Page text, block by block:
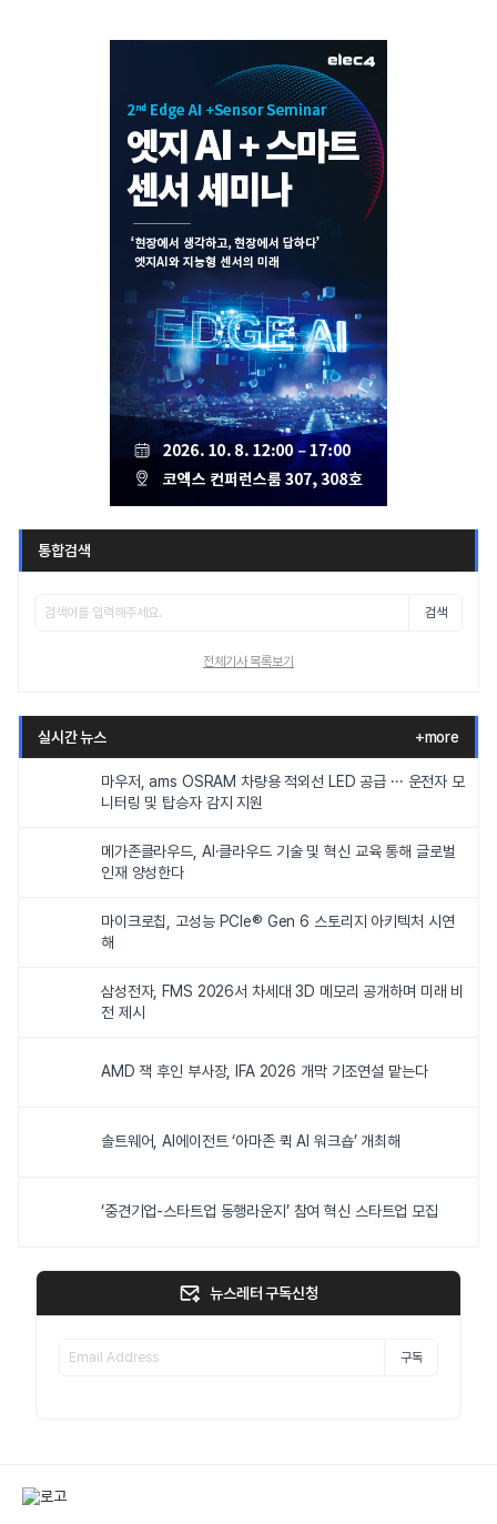
통합검색
검색
전체기사 목록보기
실시간 뉴스 +more
마우저, ams OSRAM 차량용 적외선 LED 공급 ··· 운전자 모
니터링 및 탑승자 감지 지원
메가존클라우드, AI·클라우드 기술 및 혁신 교육 통해 글로벌
인재 양성한다
마이크로칩, 고성능 PCIe® Gen 6 스토리지 아키텍처 시연
해
삼성전자, FMS 2026서 차세대 3D 메모리 공개하며 미래 비
전 제시
AMD 잭 후인 부사장, IFA 2026 개막 기조연설 맡는다
솔트웨어, AI에이전트 ‘아마존 퀵 AI 워크숍’ 개최해
‘중견기업-스타트업 동행라운지’ 참여 혁신 스타트업 모집
뉴스레터 구독신청
구독